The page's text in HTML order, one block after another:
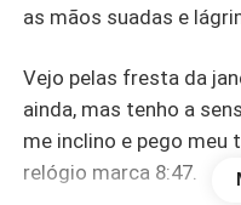
as mãos suadas e
Vejo pelas fresta da
ainda, mas tenho a
me inclino e pego meu
relógio marca 8:47.